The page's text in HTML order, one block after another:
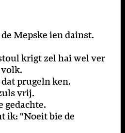
Mepske ien dainst.
krigt zel hai wel ver
prugeln ken.
vrij.
gedachte.
ik: "Noeit bie de